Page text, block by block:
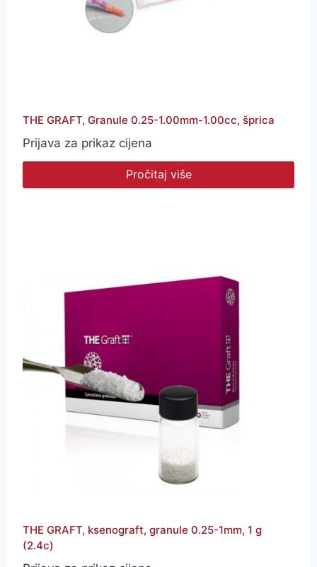
THE GRAFT, Granule 0.25-1.00mm-1.00cc, šprica
Prijava za prikaz cijena
Pročitaj više
THE GRAFT, ksenograft, granule 0.25-1mm, 1 g
(2.4c)